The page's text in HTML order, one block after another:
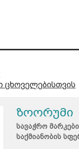
ცხოველებისთვის
ზოორუმი
სავაჭრო
საქმიანობის